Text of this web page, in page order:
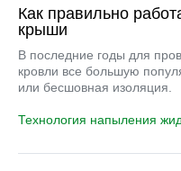
Как правильно
крыши
В последние годы для
кровли все большую
или бесшовная изоляция.
Технология напыления